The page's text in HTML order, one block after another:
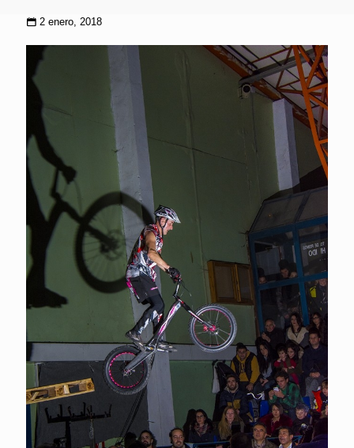
2 enero, 2018